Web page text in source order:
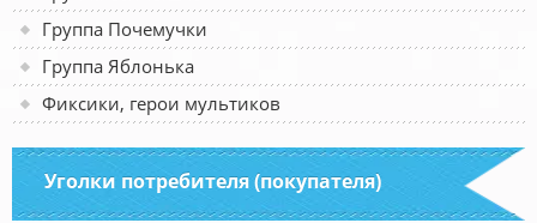
Группа Почемучки
Группа Яблонька
Фиксики, герои мультиков
Уголки потребителя (покупателя)